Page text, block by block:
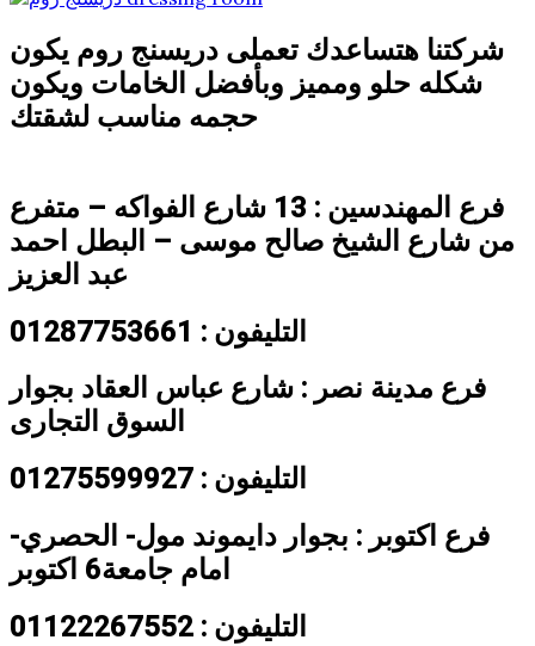
شركتنا هتساعدك تعملى دريسنج روم يكون
شكله حلو ومميز وبأفضل الخامات ويكون
حجمه مناسب لشقتك
فرع المهندسين : 13 شارع الفواكه – متفرع
من شارع الشيخ صالح موسى – البطل احمد
عبد العزيز
التليفون : 01287753661
فرع مدينة نصر : شارع عباس العقاد بجوار
السوق التجارى
التليفون : 01275599927
فرع اكتوبر : بجوار دايموند مول- الحصري-
امام جامعة6 اكتوبر
التليفون : 01122267552